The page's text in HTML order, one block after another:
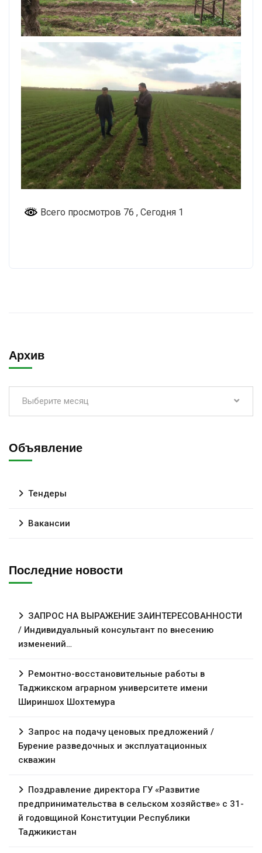
Всего просмотров 76 , Сегодня 1
Архив
Выберите месяц
Объявление
Тендеры
Вакансии
Последние новости
ЗАПРОС НА ВЫРАЖЕНИЕ ЗАИНТЕРЕСОВАННОСТИ
/ Индивидуальный консультант по внесению
изменений…
Ремонтно-восстановительные работы в
Таджикском аграрном университете имени
Шириншох Шохтемура
Запрос на подачу ценовых предложений /
Бурение разведочных и эксплуатационных
скважин
Поздравление директора ГУ «Развитие
предпринимательства в сельском хозяйстве» с 31-
й годовщиной Конституции Республики
Таджикистан